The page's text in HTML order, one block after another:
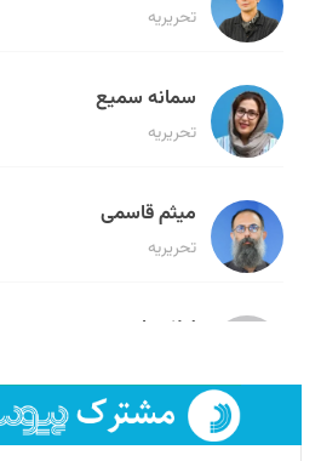
تحریریه
سمانه سمیع
تحریریه
میثم قاسمی
تحریریه
لیلا حنارود
فائزه فتحی رستمی